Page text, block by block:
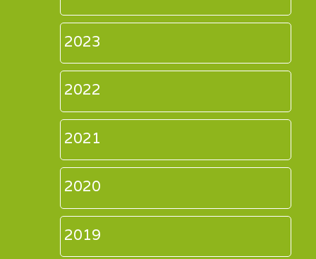
2023
2022
2021
2020
2019